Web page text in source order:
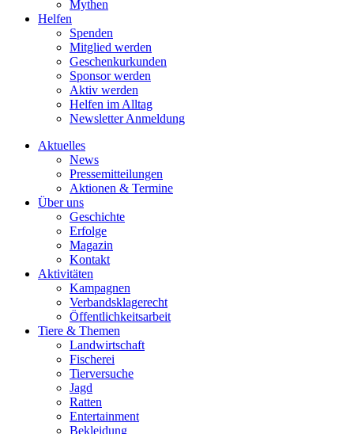
Mythen
Helfen
Spenden
Mitglied werden
Geschenkurkunden
Sponsor werden
Aktiv werden
Helfen im Alltag
Newsletter Anmeldung
Aktuelles
News
Pressemitteilungen
Aktionen & Termine
Über uns
Geschichte
Erfolge
Magazin
Kontakt
Aktivitäten
Kampagnen
Verbandsklagerecht
Öffentlichkeitsarbeit
Tiere & Themen
Landwirtschaft
Fischerei
Tierversuche
Jagd
Ratten
Entertainment
Bekleidung